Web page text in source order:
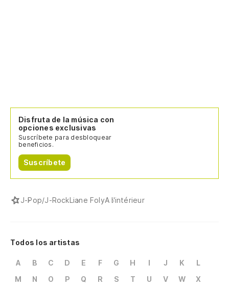
Disfruta de la música con
opciones exclusivas
Suscríbete para desbloquear
beneficios.
Suscríbete
J-Pop/J-RockLiane FolyA l'intérieur
Todos los artistas
A B C D E F G H I J K
L
M
N O P Q R S T U V W
X